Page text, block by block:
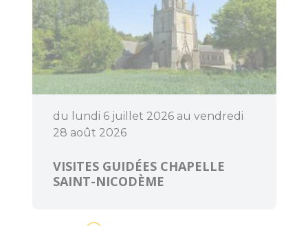
Accueil Vélo
du lundi 6 juillet 2026 au vendredi
28 août 2026
VISITES GUIDÉES CHAPELLE
SAINT-NICODÈME